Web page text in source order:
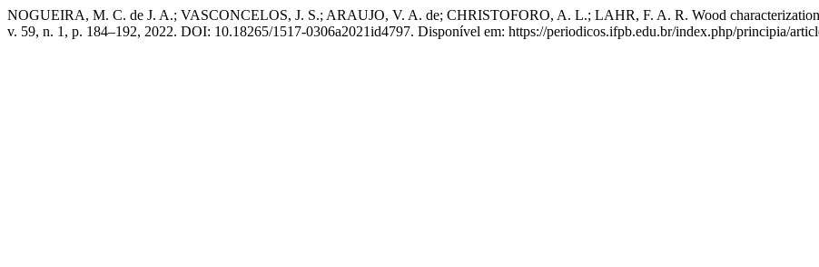
NOGUEIRA, M. C. de J. A.; VASCONCELOS, J. S.; ARAUJO, V. A. de; CHRISTOFORO, A. L.; LAHR, F. A. R. Wood characterization
v. 59, n. 1, p. 184–192, 2022. DOI: 10.18265/1517-0306a2021id4797. Disponível em: https://periodicos.ifpb.edu.br/index.php/principia/